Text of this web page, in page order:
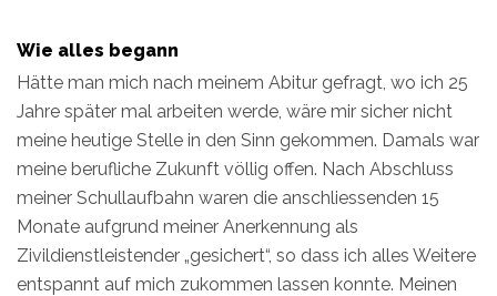
Wie alles begann
Hätte man mich nach meinem Abitur gefragt, wo ich 25
Jahre später mal arbeiten werde, wäre mir sicher nicht
meine heutige Stelle in den Sinn gekommen. Damals war
meine berufliche Zukunft völlig offen. Nach Abschluss
meiner Schullaufbahn waren die anschliessenden 15
Monate aufgrund meiner Anerkennung als
Zivildienstleistender „gesichert“, so dass ich alles Weitere
entspannt auf mich zukommen lassen konnte. Meinen